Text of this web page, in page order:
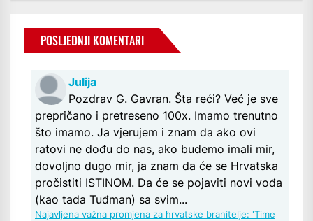
POSLJEDNJI KOMENTARI
Julija
Pozdrav G. Gavran. Šta reći? Već je sve
prepričano i pretreseno 100x. Imamo trenutno
što imamo. Ja vjerujem i znam da ako ovi
ratovi ne dođu do nas, ako budemo imali mir,
dovoljno dugo mir, ja znam da će se Hrvatska
pročistiti ISTINOM. Da će se pojaviti novi vođa
(kao tada Tuđman) sa svim...
Najavljena važna promjena za hrvatske branitelje: 'Time